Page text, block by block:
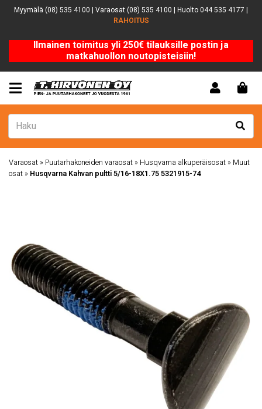
Myymälä (08) 535 4100 | Varaosat (08) 535 4100 | Huolto 044 535 4177 |
RAHOITUS
Ilmainen toimitus yli 250€ tilauksille postin ja
matkahuollon noutopisteisiin!
Varaosat » Puutarhakoneiden varaosat » Husqvarna alkuperäisosat » Muut
osat » Husqvarna Kahvan pultti 5/16-18X1.75 5321915-74